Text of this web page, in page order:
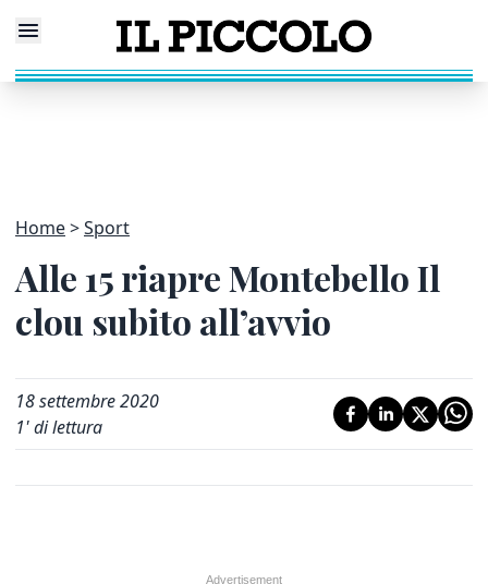
Home Sport
Alle 15 riapre Montebello Il
clou subito all’avvio
18 settembre 2020
1' di lettura